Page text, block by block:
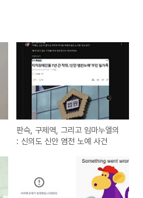
판슥, 구제역, 그리고 임마누엘의
: 신의도 신안 염전 노예 사건